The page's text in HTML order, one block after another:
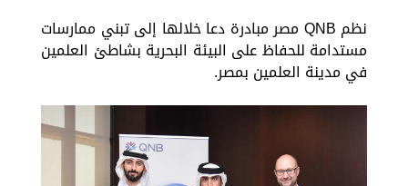
نظم QNB مصر مبادرة دعا خلالها إلى تبني ممارسات
مستدامة للحفاظ على البيئة البحرية بشاطئ العلمين
في مدينة العلمين بمصر.